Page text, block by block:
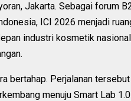
Jakarta. Sebagai forum
ICI 2026 menjadi
industri kosmetik
bertahap. Perjalanan
menuju Smart Lab